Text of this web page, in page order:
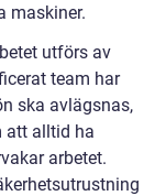
maskiner.
utförs av
team har
ska avlägsnas,
att alltid ha
arbetet.